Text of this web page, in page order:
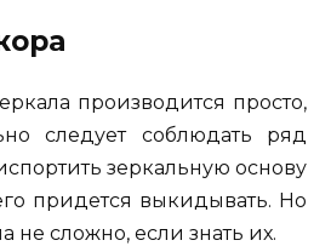
производится просто,
следует соблюдать ряд
зеркальную основу
придется выкидывать. Но
не сложно, если знать их.